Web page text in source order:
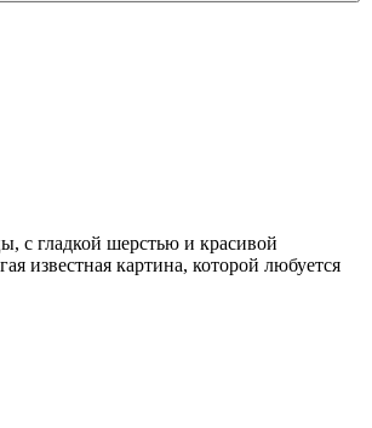
с гладкой шерстью и красивой
известная картина, которой любуется